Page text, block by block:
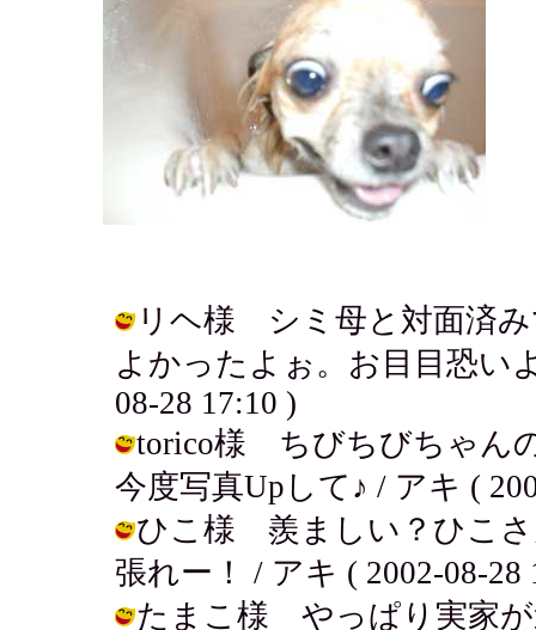
リヘ様 シミ母と対面済み
よかったよぉ。お目目恐い
08-28 17:10 )
torico様 ちびちびちゃん
今度写真Upして♪ / アキ (
ひこ様 羨ましい？ひこさ
張れー！ / アキ ( 2002-08-28
たまこ様 やっぱり実家が